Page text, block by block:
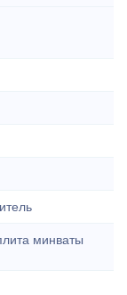
минваты